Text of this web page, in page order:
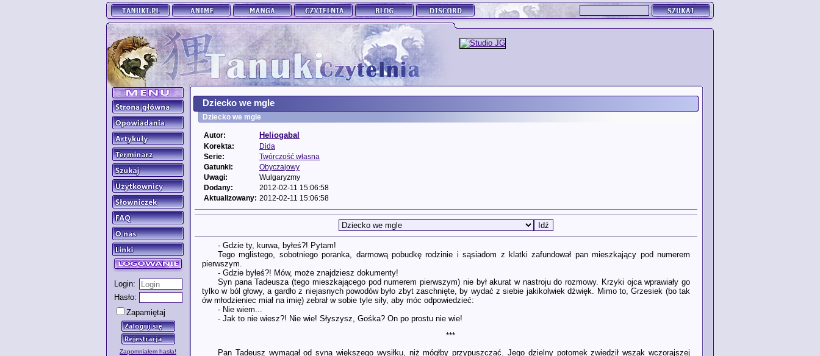
Login:
Hasło:
Zapamiętaj
Zapomniałem hasła!
Dziecko we mgle
Dziecko we mgle
Autor: Heliogabal
Korekta:
Dida
Serie:
Twórczość własna
Gatunki:
Obyczajowy
Uwagi:
Wulgaryzmy
Dodany:
2012-02-11 15:06:58
Aktualizowany: 2012-02-11 15:06:58
- Gdzie ty, kurwa, byłeś?! Pytam!
Tego mglistego, sobotniego poranka, darmową pobudkę rodzinie i sąsiadom z klatki zafundował pan mieszkający pod numerem
pierwszym.
- Gdzie byłeś?! Mów, może znajdziesz dokumenty!
Syn pana Tadeusza (tego mieszkającego pod numerem pierwszym) nie był akurat w nastroju do rozmowy. Krzyki ojca wprawiały go
tylko w ból głowy, a gardło z niejasnych powodów było zbyt zaschnięte, by wydać z siebie jakikolwiek dźwięk. Mimo to, Grzesiek (bo tak
ów młodzieniec miał na imię) zebrał w sobie tyle siły, aby móc odpowiedzieć:
- Nie wiem...
- Jak to nie wiesz?! Nie wie! Słyszysz, Gośka? On po prostu nie wie!
***
Pan Tadeusz wymagał od syna większego wysiłku, niż mógłby przypuszczać. Jego dzielny potomek zwiedził wszak wczorajszej